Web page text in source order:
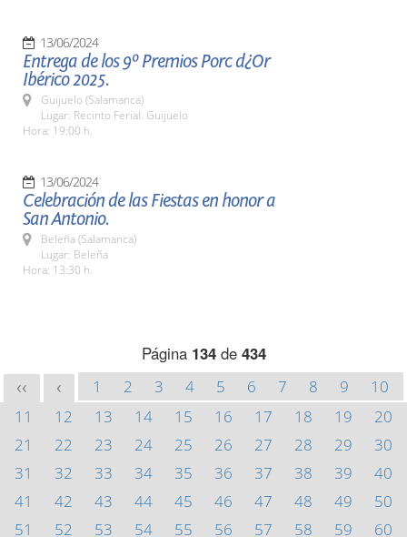
13/06/2024
Entrega de los 9º Premios Porc d¿Or
Ibérico 2025.
Guijuelo (Salamanca)
Lugar: Recinto Ferial. Guijuelo
Hora: 19:00 h.
13/06/2024
Celebración de las Fiestas en honor a
San Antonio.
Beleña (Salamanca)
Lugar: Beleña
Hora: 13:30 h.
Página 134de 434
<< < 1 2 3 4 5 6 7 8 9
10
11
12 13 14 15 16 17 18 19
20
21
22 23 24 25 26 27 28 29
30
31
32 33 34 35 36 37 38 39
40
41
42 43 44 45 46 47 48 49
50
51
52 53 54 55 56 57 58 59
60